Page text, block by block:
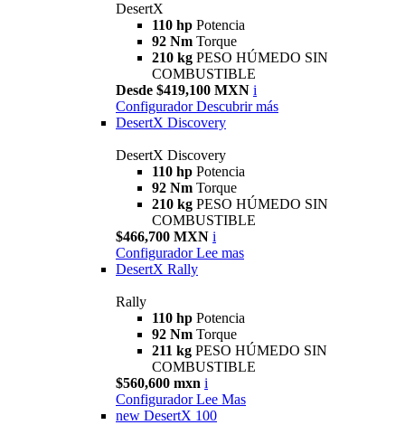
DesertX
110 hp Potencia
92 Nm Torque
210 kg PESO HÚMEDO SIN
COMBUSTIBLE
Desde $419,100 MXN i
Configurador Descubrir más
DesertX Discovery
DesertX Discovery
110 hp Potencia
92 Nm Torque
210 kg PESO HÚMEDO SIN
COMBUSTIBLE
$466,700 MXN i
Configurador Lee mas
DesertX Rally
Rally
110 hp Potencia
92 Nm Torque
211 kg PESO HÚMEDO SIN
COMBUSTIBLE
$560,600 mxn i
Configurador Lee Mas
new DesertX 100